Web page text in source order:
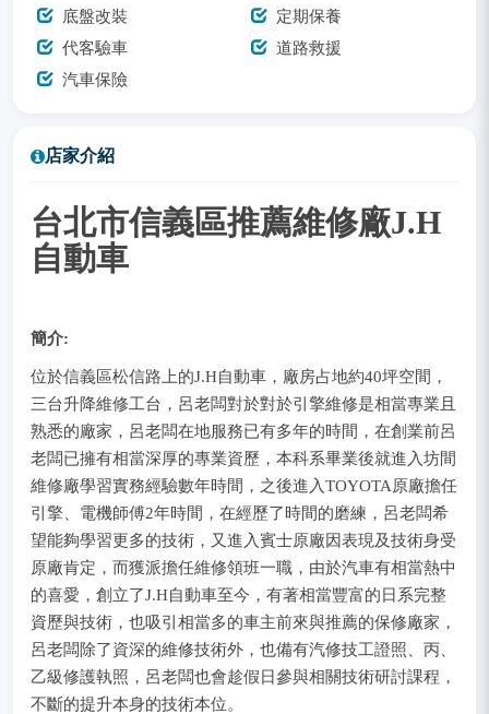
底盤改裝
定期保養
代客驗車
道路救援
汽車保險
店家介紹
台北市信義區推薦維修廠J.H
自動車
簡介:
位於信義區松信路上的J.H自動車，廠房占地約40坪空間，
三台升降維修工台，呂老闆對於對於引擎維修是相當專業且
熟悉的廠家，呂老闆在地服務已有多年的時間，在創業前呂
老闆已擁有相當深厚的專業資歷，本科系畢業後就進入坊間
維修廠學習實務經驗數年時間，之後進入TOYOTA原廠擔任
引擎、電機師傅2年時間，在經歷了時間的磨練，呂老闆希
望能夠學習更多的技術，又進入賓士原廠因表現及技術身受
原廠肯定，而獲派擔任維修領班一職，由於汽車有相當熱中
的喜愛，創立了J.H自動車至今，有著相當豐富的日系完整
資歷與技術，也吸引相當多的車主前來與推薦的保修廠家，
呂老闆除了資深的維修技術外，也備有汽修技工證照、丙、
乙級修護執照，呂老闆也會趁假日參與相關技術研討課程，
不斷的提升本身的技術本位。